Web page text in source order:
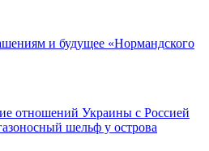
и будущее «Нормандского
отношений Украины с Россией
шельф у острова